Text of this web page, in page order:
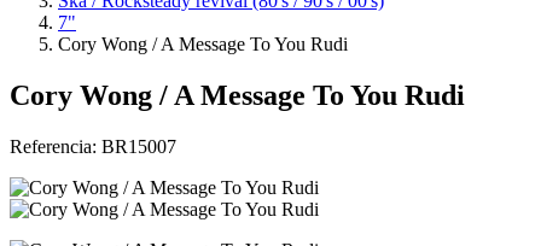
7"
Cory Wong / A Message To You Rudi
Cory Wong / A Message To You Rudi
Referencia: BR15007